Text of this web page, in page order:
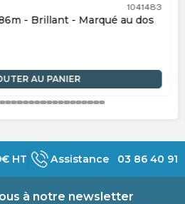
1041483
- Brillant - Marqué au dos
AU PANIER
HT Assistance 03 86 40 91
à notre newsletter